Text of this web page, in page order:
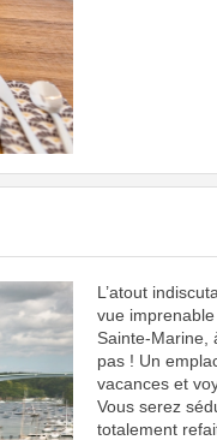
Next
L’atout
vue
Sainte-Marine,
pas ! Un
vacances et
Vous serez
totalement